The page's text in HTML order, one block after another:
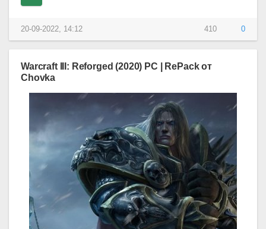
410 0
20-09-2022, 14:12
Warcraft III: Reforged (2020) PC | RePack от
Chovka